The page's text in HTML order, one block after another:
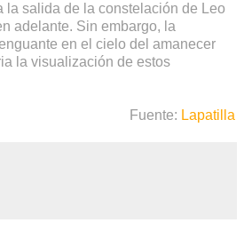
la salida de la constelación de Leo
adelante. Sin embargo, la
en el cielo del amanecer
la visualización de estos
Fuente: Lapatilla